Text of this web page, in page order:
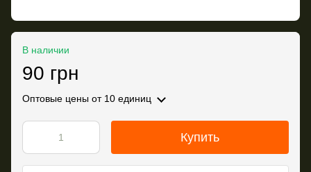
В наличии
90 грн
Оптовые цены от 10 единиц
Купить